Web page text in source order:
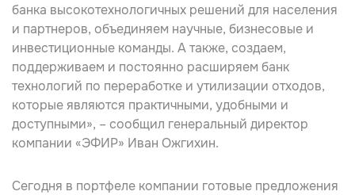
банка высокотехнологичных решений для населения
и партнеров, объединяем научные, бизнесовые и
инвестиционные команды. А также, создаем,
поддерживаем и постоянно расширяем банк
технологий по переработке и утилизации отходов,
которые являются практичными, удобными и
доступными», – сообщил генеральный директор
компании «ЭФИР» Иван Ожгихин.
Сегодня в портфеле компании готовые предложения